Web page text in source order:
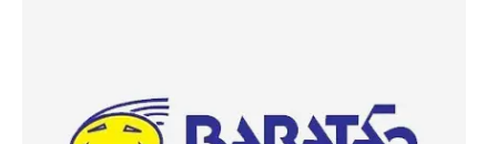
Artigos Relacionados: